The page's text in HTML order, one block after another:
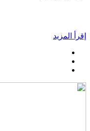
إقرأ المزيد